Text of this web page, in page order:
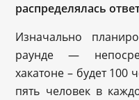
распределялась
Изначально
раунде —
хакатоне – будет 100
пять человек в